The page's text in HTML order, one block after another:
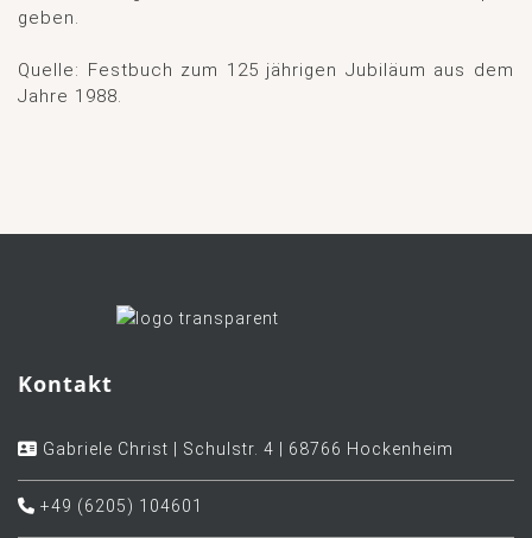
geben.
Quelle: Festbuch zum 125 jährigen Jubiläum aus dem
Jahre 1988.
Kontakt
Gabriele Christ | Schulstr. 4 | 68766 Hockenheim
+49 (6205) 104601